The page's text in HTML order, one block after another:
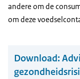
andere om de
om deze
Download: